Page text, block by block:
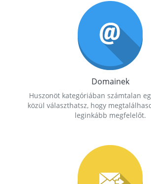
Domainek
Huszonöt kategóriában számtalan
közül választhatsz, hogy
leginkább megfelelőt.